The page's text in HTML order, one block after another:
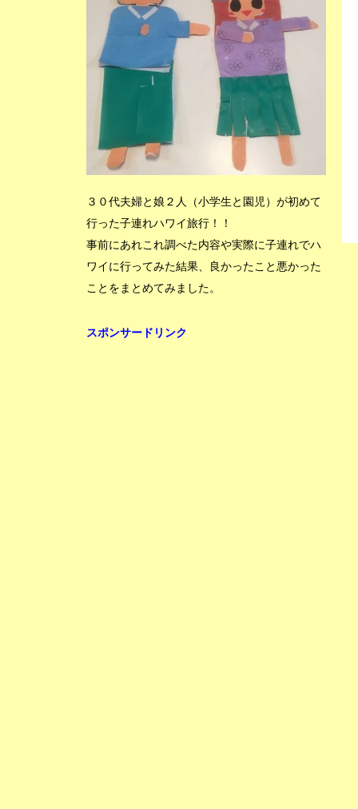
３０代夫婦と娘２人（小学生と園児）が初めて
行った子連れハワイ旅行！！
事前にあれこれ調べた内容や実際に子連れでハ
ワイに行ってみた結果、良かったこと悪かった
ことをまとめてみました。
スポンサードリンク